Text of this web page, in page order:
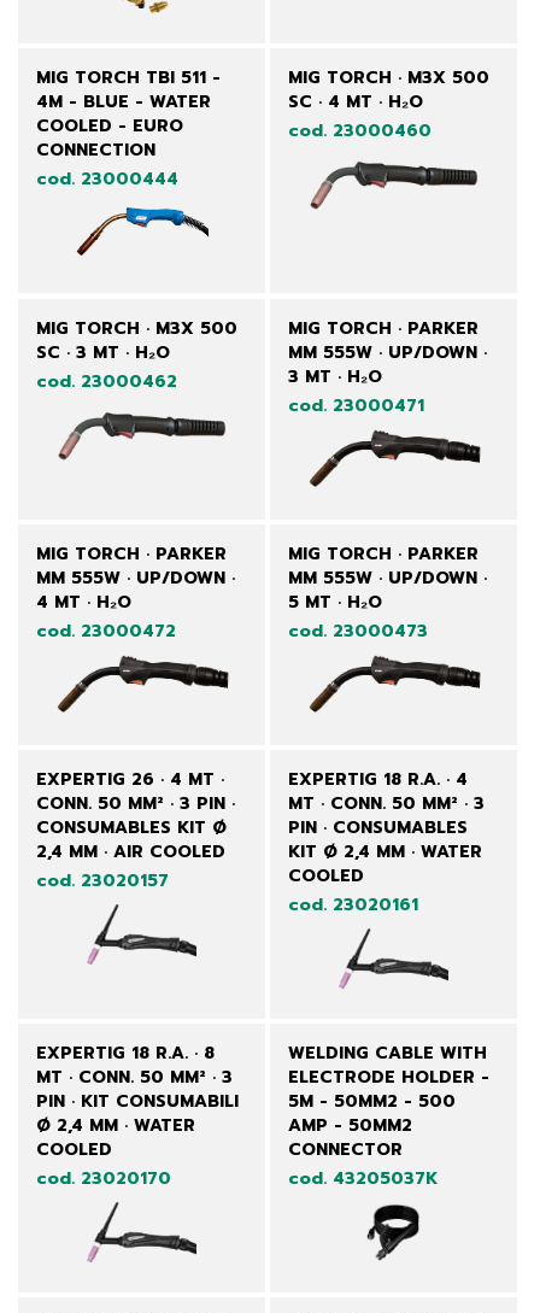
MIG TORCH TBI 511 -
4M - BLUE - WATER
COOLED - EURO
CONNECTION
cod. 23000444
MIG TORCH · M3X 500
SC · 4 MT · H₂O
cod. 23000460
MIG TORCH · M3X 500
SC · 3 MT · H₂O
cod. 23000462
MIG TORCH · PARKER
MM 555W · UP/DOWN ·
3 MT · H₂O
cod. 23000471
MIG TORCH · PARKER
MM 555W · UP/DOWN ·
4 MT · H₂O
cod. 23000472
MIG TORCH · PARKER
MM 555W · UP/DOWN ·
5 MT · H₂O
cod. 23000473
EXPERTIG 26 · 4 MT ·
CONN. 50 MM² · 3 PIN ·
CONSUMABLES KIT Ø
2,4 MM · AIR COOLED
cod. 23020157
EXPERTIG 18 R.A. · 4
MT · CONN. 50 MM² · 3
PIN · CONSUMABLES
KIT Ø 2,4 MM · WATER
COOLED
cod. 23020161
EXPERTIG 18 R.A. · 8
MT · CONN. 50 MM² · 3
PIN · KIT CONSUMABILI
Ø 2,4 MM · WATER
COOLED
cod. 23020170
WELDING CABLE WITH
ELECTRODE HOLDER -
5M - 50MM2 - 500
AMP - 50MM2
CONNECTOR
cod. 43205037K